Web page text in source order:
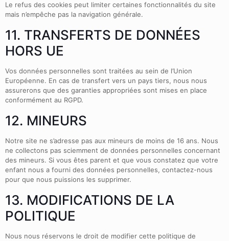
Le refus des cookies peut limiter certaines fonctionnalités du site
mais n’empêche pas la navigation générale.
11. TRANSFERTS DE DONNÉES
HORS UE
Vos données personnelles sont traitées au sein de l’Union
Européenne. En cas de transfert vers un pays tiers, nous nous
assurerons que des garanties appropriées sont mises en place
conformément au RGPD.
12. MINEURS
Notre site ne s’adresse pas aux mineurs de moins de 16 ans. Nous
ne collectons pas sciemment de données personnelles concernant
des mineurs. Si vous êtes parent et que vous constatez que votre
enfant nous a fourni des données personnelles, contactez-nous
pour que nous puissions les supprimer.
13. MODIFICATIONS DE LA
POLITIQUE
Nous nous réservons le droit de modifier cette politique de